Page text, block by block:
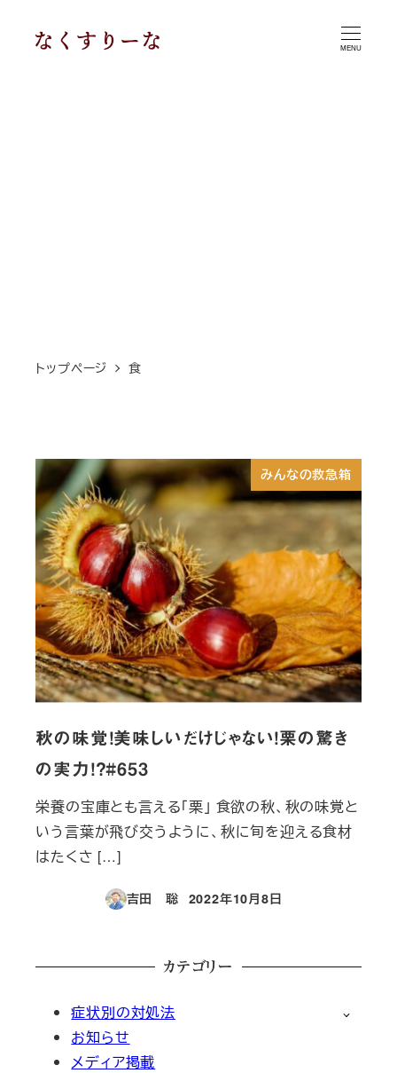
MENU
トップページ 食
みんなの救急箱
秋の味覚！美味しいだけじゃない！栗の驚き
の実力！？#653
栄養の宝庫とも言える「栗」 食欲の秋、秋の味覚と
いう言葉が飛び交うように、秋に旬を迎える食材
はたくさ […]
吉田 聡
投稿日
2022年10月8日
カテゴリー
症状別の対処法
お知らせ
メディア掲載